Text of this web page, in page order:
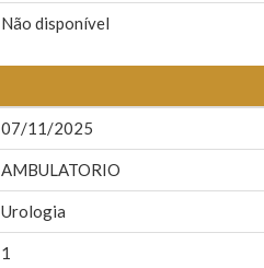
Não disponível
07/11/2025
AMBULATORIO
Urologia
1